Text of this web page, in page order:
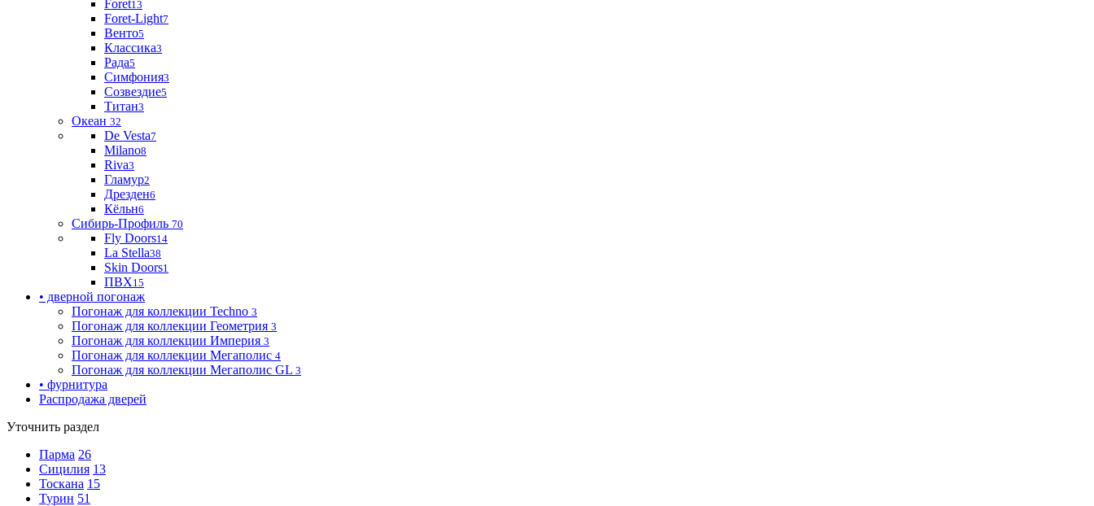
Foret13
Foret-Light7
Венто5
Классика3
Рада5
Симфония3
Созвездие5
Титан3
Океан 32
De Vesta7
Milano8
Riva3
Гламур2
Дрезден6
Кёльн6
Сибирь-Профиль 70
Fly Doors14
La Stella38
Skin Doors1
ПВХ15
• дверной погонаж
Погонаж для коллекции Techno 3
Погонаж для коллекции Геометрия 3
Погонаж для коллекции Империя 3
Погонаж для коллекции Мегаполис 4
Погонаж для коллекции Мегаполис GL 3
• фурнитура
Распродажа дверей
Уточнить раздел
Парма 26
Сицилия 13
Тоскана 15
Турин 51